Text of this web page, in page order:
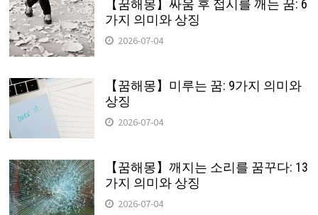
【꿈해몽】싸움 후 접시를 깨는 꿈: 6
가지 의미와 상징
2026-07-04
【꿈해몽】미루는 꿈: 9가지 의미와
상징
2026-07-04
【꿈해몽】깨지는 소리를 꿈꾸다: 13
가지 의미와 상징
2026-07-04